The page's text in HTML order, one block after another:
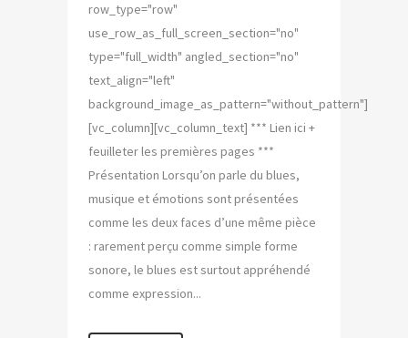
row_type="row"
use_row_as_full_screen_section="no"
type="full_width" angled_section="no"
text_align="left"
background_image_as_pattern="without_pattern"]
[vc_column][vc_column_text] *** Lien ici +
feuilleter les premières pages ***
Présentation Lorsqu’on parle du blues,
musique et émotions sont présentées
comme les deux faces d’une même pièce
: rarement perçu comme simple forme
sonore, le blues est surtout appréhendé
comme expression...